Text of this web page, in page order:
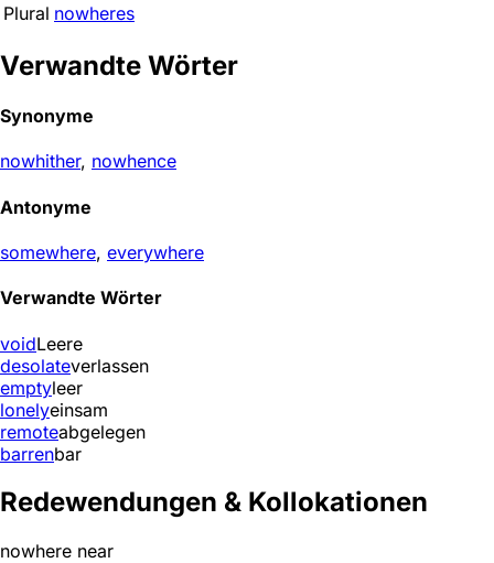
Plural nowheres
Verwandte Wörter
Synonyme
nowhither, nowhence
Antonyme
somewhere, everywhere
Verwandte Wörter
voidLeere
desolateverlassen
emptyleer
lonelyeinsam
remoteabgelegen
barrenbar
Redewendungen & Kollokationen
nowhere near